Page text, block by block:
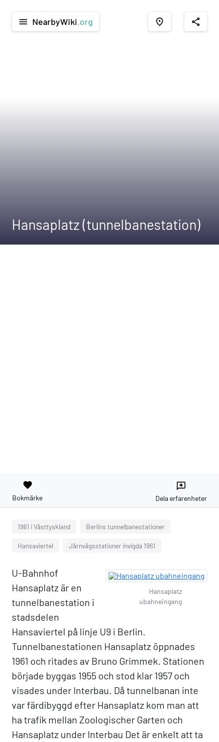
menu NearbyWiki .org place share
Hansaplatz (tunnelbanestation)
favorite
Bokmärke
reviews
Dela erfarenheter
1961 i Västtyskland Berlins tunnelbanestationer
Hansaviertel Järnvägsstationer invigda 1961
Hansaplatz
ubahneingang
U-Bahnhof
Hansaplatz är en
tunnelbanestation i
stadsdelen
Hansaviertel på linje U9 i Berlin.
Tunnelbanestationen Hansaplatz öppnades
1961 och ritades av Bruno Grimmek. Stationen
började byggas 1955 och stod klar 1957 och
visades under Interbau. Då tunnelbanan inte
var färdibyggd efter Hansaplatz kom man att
ha trafik mellan Zoologischer Garten och
Hansaplatz under Interbau Det är enkelt att ta